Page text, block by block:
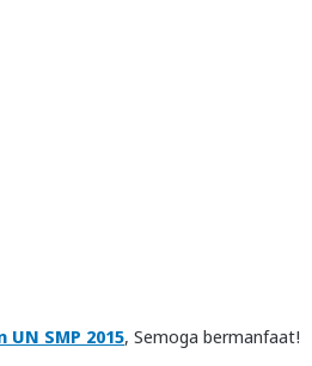
SMP 2015, Semoga bermanfaat!